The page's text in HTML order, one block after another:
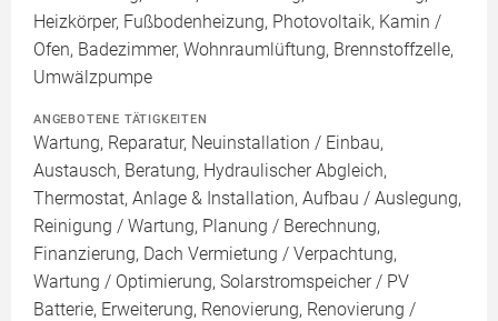
Heizkörper, Fußbodenheizung, Photovoltaik, Kamin /
Ofen, Badezimmer, Wohnraumlüftung, Brennstoffzelle,
Umwälzpumpe
ANGEBOTENE TÄTIGKEITEN
Wartung, Reparatur, Neuinstallation / Einbau,
Austausch, Beratung, Hydraulischer Abgleich,
Thermostat, Anlage & Installation, Aufbau / Auslegung,
Reinigung / Wartung, Planung / Berechnung,
Finanzierung, Dach Vermietung / Verpachtung,
Wartung / Optimierung, Solarstromspeicher / PV
Batterie, Erweiterung, Renovierung, Renovierung /